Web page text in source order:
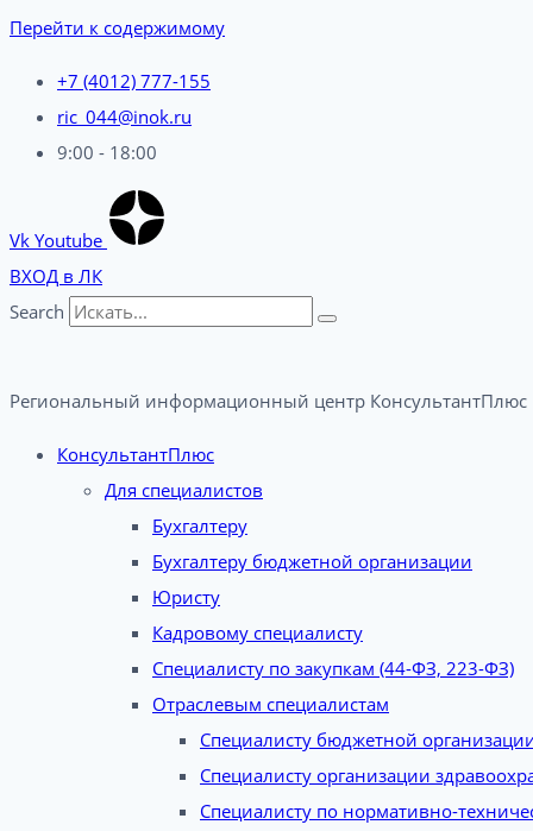
Перейти к содержимому
+7 (4012) 777-155
ric_044@inok.ru
9:00 - 18:00
Vk Youtube
ВХОД в ЛК
Search
Региональный информационный центр
КонсультантПлюс
Для специалистов
Бухгалтеру
Бухгалтеру бюджетной организации
Юристу
Кадровому специалисту
Специалисту по закупкам (44-ФЗ, 223-ФЗ)
Отраслевым специалистам
Специалисту бюджетной
Специалисту организации
Специалисту по нормативно-